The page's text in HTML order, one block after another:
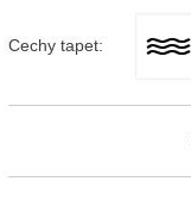
Cechy tapet: